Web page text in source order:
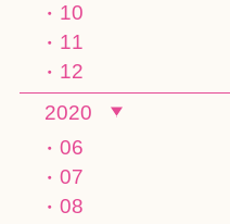
10
11
12
2020
06
07
08